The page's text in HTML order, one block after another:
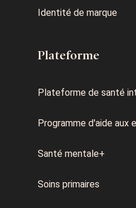
Identité de marque
Plateforme
Plateforme de santé
Programme d'aide aux
Santé mentale+
Soins primaires